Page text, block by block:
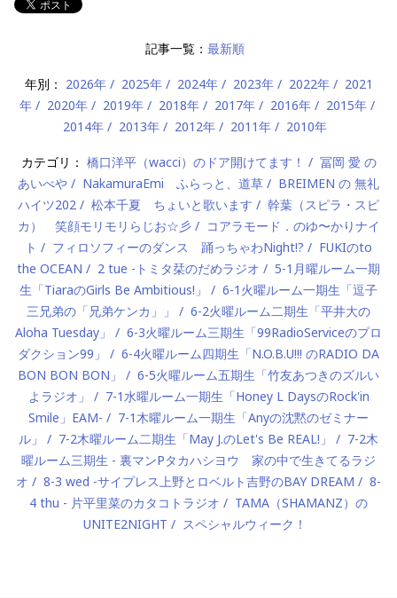
記事一覧： 最新順
年別： 2026年 2025年 2024年 2023年 2022年
2021
年
2020年 2019年 2018年 2017年 2016年
2015年
2014年
2013年 2012年 2011年 2010年
カテゴリ： 橋口洋平（wacci）のドア開けてます！
冨岡 愛 の
あいべや
NakamuraEmi ふらっと、道草
BREIMEN の 無礼
ハイツ202
松本千夏 ちょいと歌います
幹葉（スピラ・スピ
カ） 笑顔モリモリらじお☆彡
コアラモード．のゆ〜かりナイ
ト
フィロソフィーのダンス 踊っちゃわNight!?
FUKIのto
the OCEAN
2 tue -トミタ栞のだめラジオ
5-1月曜ルーム一期
生「TiaraのGirls Be Ambitious!」
6-1火曜ルーム一期生「逗子
三兄弟の「兄弟ケンカ」」
6-2火曜ルーム二期生「平井大の
Aloha Tuesday」
6-3火曜ルーム三期生「99RadioServiceのプロ
ダクション99」
6-4火曜ルーム四期生「N.O.B.U!!! のRADIO DA
BON BON BON」
6-5火曜ルーム五期生「竹友あつきのズルい
よラジオ」
7-1水曜ルーム一期生「Honey L DaysのRock'in
Smile」EAM-
7-1木曜ルーム一期生「Anyの沈黙のゼミナー
ル」
7-2木曜ルーム二期生「May J.のLet's Be REAL!」
7-2木
曜ルーム三期生 - 裏マンPタカハシヨウ 家の中で生きてるラジ
オ
8-3 wed -サイプレス上野とロベルト吉野のBAY DREAM
8-
4 thu - 片平里菜のカタコトラジオ
TAMA（SHAMANZ）の
UNITE2NIGHT
スペシャルウィーク！